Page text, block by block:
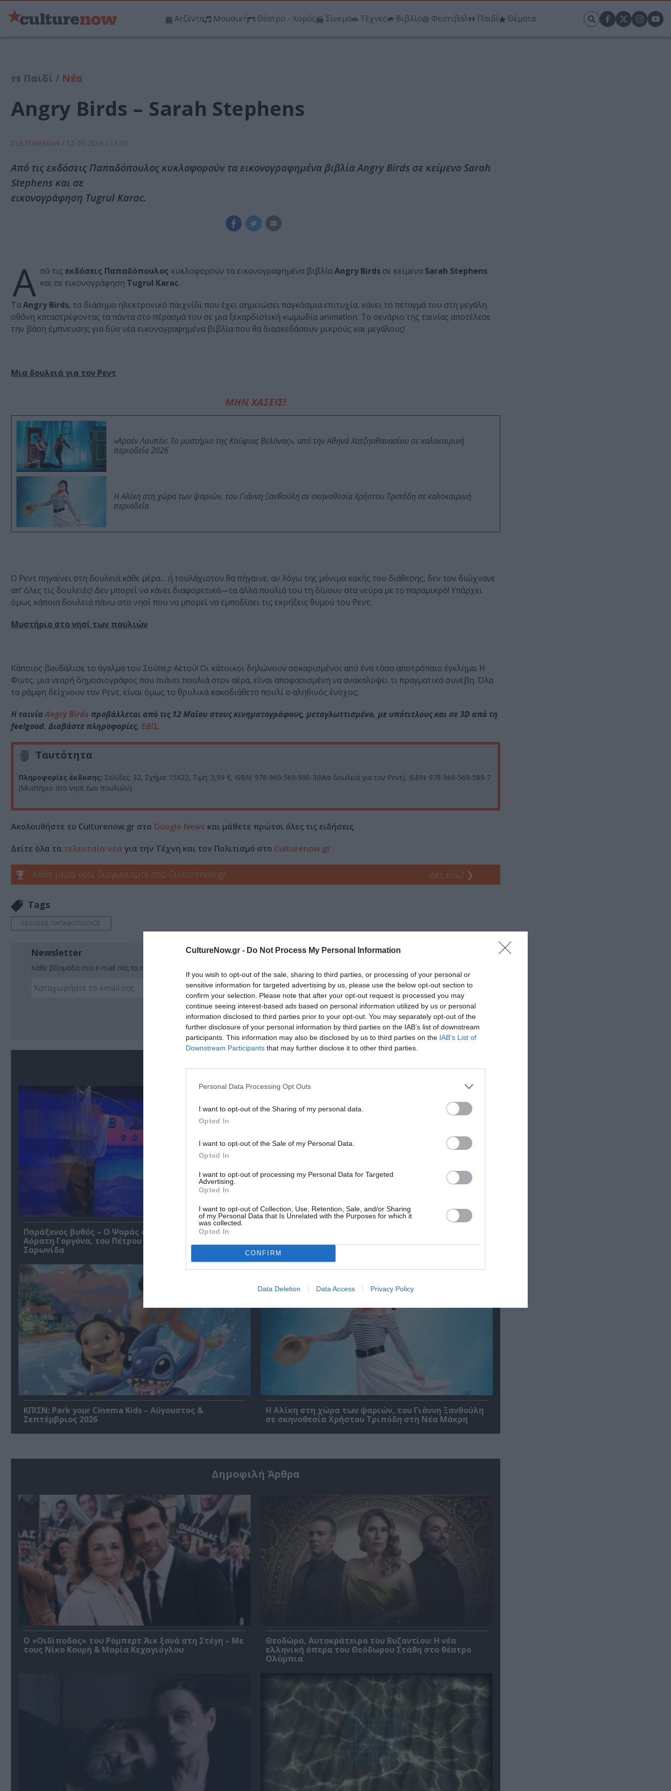
CultureNow.gr - Do Not Process My Personal Information
If you wish to opt-out of the sale, sharing to third parties, or processing of your personal or
sensitive information for targeted advertising by us, please use the below opt-out section to
confirm your selection. Please note that after your opt-out request is processed you may
continue seeing interest-based ads based on personal information utilized by us or personal
information disclosed to third parties prior to your opt-out. You may separately opt-out of the
further disclosure of your personal information by third parties on the IAB’s list of downstream
participants. This information may also be disclosed by us to third parties on the IAB’s List of
Downstream Participants that may further disclose it to other third parties.
Personal Data Processing Opt Outs
I want to opt-out of the Sharing of my personal data.
Opted In
I want to opt-out of the Sale of my Personal Data.
Opted In
I want to opt-out of processing my Personal Data for Targeted
Advertising.
Opted In
I want to opt-out of Collection, Use, Retention, Sale, and/or Sharing
of my Personal Data that Is Unrelated with the Purposes for which it
was collected.
Opted In
CONFIRM
Data Deletion Data Access Privacy Policy
Ατζέντα Μουσική Θέατρο - Χορός Σινεμά Τέχνες Βιβλίο Φεστιβάλ Παιδί Θέματα
Παιδί / Νέα
Angry Birds – Sarah Stephens
CULTURENOW / 12-05-2016 / 11:10
Από τις εκδόσεις Παπαδόπουλος κυκλοφορούν τα εικονογραφημένα βιβλία Angry Birds σε κείμενο Sarah
Stephens και σε
εικονογράφηση Tugrul Karac.
Α πό τις εκδόσεις Παπαδόπουλος κυκλοφορούν τα εικονογραφημένα βιβλίαAngry Birds σε κείμενα Sarah Stephens
και σε εικονογράφηση Tugrul Karac.
ΤαAngry Birds, το διάσημο ηλεκτρονικό παιχνίδι που έχει σημειώσει παγκόσμια επιτυχία, κάνει το πέταγμά του στη μεγάλη
οθόνη καταστρέφοντας τα πάντα στο πέρασμά του σε μια ξεκαρδιστική κωμωδία animation. Το σενάριο της ταινίας αποτέλεσε
την βάση έμπνευσης για δύο νέα εικονογραφημένα βιβλία που θα διασκεδάσουν μικρούς και μεγάλους!
Μια δουλειά για τον Ρεντ
ΜΗΝ ΧΑΣΕΙΣ!
«Αρσέν Λουπέν: Το μυστήριο της Κούφιας Βελόνας», από την Αθηνά Χατζηαθανασίου σε καλοκαιρινή
περιοδεία 2026
Η Αλίκη στη χώρα των ψαριών, του Γιάννη Ξανθούλη σε σκηνοθεσία Χρήστου Τριπόδη σε καλοκαιρινή
περιοδεία
Ο Ρεντ πηγαίνει στη δουλειά κάθε μέρα… ή τουλάχιστον θα πήγαινε, αν λόγω της μόνιμα κακής του διάθεσης, δεν τον διώχνανε
απ’ όλες τις δουλειές! Δεν μπορεί να κάνει διαφορετικά—τα άλλα πουλιά του τη δίνουν στα νεύρα με το παραμικρό! Υπάρχει
όμως κάποια δουλειά πάνω στο νησί που να μπορεί να εμποδίσει τις εκρήξεις θυμού του Ρεντ;
Μυστήριο στο νησί των πουλιών
Κάποιος βανδάλισε το άγαλμα του Σούπερ Αετού! Οι κάτοικοι δηλώνουν σοκαρισμένοι από ένα τόσο αποτρόπαιο έγκλημα. Η
Φιντς, μια νεαρή δημοσιογράφος που πιάνει πουλιά στον αέρα, είναι αποφασισμένη να ανακαλύψει τι πραγματικά συνέβη. Όλα
τα ράμφη δείχνουν τον Ρεντ, είναι όμως το θρυλικά κακοδιάθετο πουλί ο αληθινός ένοχος;
Η ταινίαAngry Birds προβάλλεται από τις 12 Μαΐου στους κινηματογράφους, μεταγλωττισμένο, με υπότιτλους και σε 3D από τη
feelgood. Διαβάστε πληροφορίες, ΕΔΩ.
Ταυτότητα
Πληροφορίες έκδοσης: Σελίδες: 32, Σχήμα: 15X22, Τιμή: 3,99 €, ΙSBN: 978-960-569-590-3(Μια δουλειά για τον Ρεντ), ΙSBN: 978-960-569-589-7
(Μυστήριο στο νησί των πουλιών)
Ακολουθήστε το Culturenow.gr στο Google News και μάθετε πρώτοι όλες τις ειδήσεις
Δείτε όλα τα τελευταία νέα για την Τέχνη και τον Πολιτισμό στο Culturenow.gr
Κάθε μέρα νέοι διαγωνισμοί στο Culturenow.gr Δες εδώ! ❯
Tags
ΕΚΔΟΣΕΙΣ ΠΑΠΑΔΟΠΟΥΛΟΣ
Newsletter
Κάθε βδομάδα στο e-mail σας τα τελευταία νέα για την Τέχνη και τον Πολιτισμό!
Ακολουθήστε το Culturenow.gr
Σχετικά Άρθρα
Παράξενος βυθός – Ο Ψαράς ο Ποσειδώνας & η
Αόρατη Γοργόνα, του Πέτρου Α. Καφαντόγια στη
Σαρωνίδα
ΚΠΙΣΝ: Park your Cinema Kids – Αύγουστος &
Σεπτέμβριος 2026
Η Αλίκη στη χώρα των ψαριών, του Γιάννη Ξανθούλη
σε σκηνοθεσία Χρήστου Τριπόδη στη Νέα Μάκρη
Δημοφιλή Άρθρα
O «Οιδίποδας» του Ρόμπερτ Άικ ξανά στη Στέγη – Με
τους Νίκο Κουρή & Μαρία Κεχαγιόγλου
Θεοδώρα, Αυτοκράτειρα του Βυζαντίου: Η νέα
ελληνική όπερα του Θεόδωρου Στάθη στο θέατρο
Ολύμπια